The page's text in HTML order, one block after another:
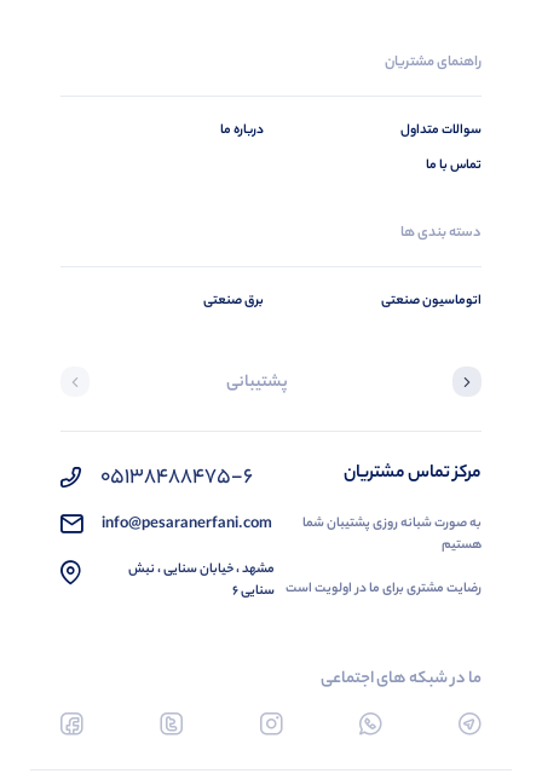
راهنمای مشتریان
سوالات متداول
تماس با ما
درباره ما
دسته بندی ها
اتوماسیون صنعتی برق صنعتی
پشتیبانی
مرکز تماس مشتریان
به صورت شبانه روزی پشتیبان شما
هستیم
رضایت مشتری برای ما در اولویت است
05138488475-6
info@pesaranerfani.com
مشهد ، خیابان سنایی ، نبش
سنایی 6
ما در شبکه های اجتماعی